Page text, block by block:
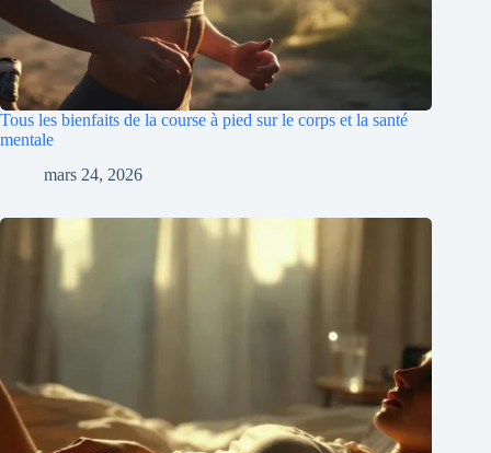
Tous les bienfaits de la course à pied sur le corps et la santé
mentale
mars 24, 2026